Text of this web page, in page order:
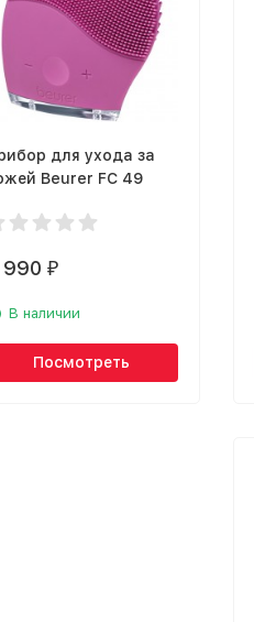
для ухода за
Beurer FC 49
990 ₽
В наличии
Посмотреть